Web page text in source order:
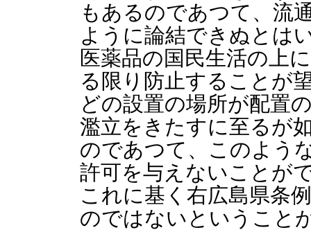
もあるのであつて、流
ように論結できぬとは
医薬品の国民生活の上
る限り防止することが
どの設置の場所が配置
濫立をきたすに至るが
のであつて、このよう
許可を与えないことが
これに基く右広島県条
のではないということ